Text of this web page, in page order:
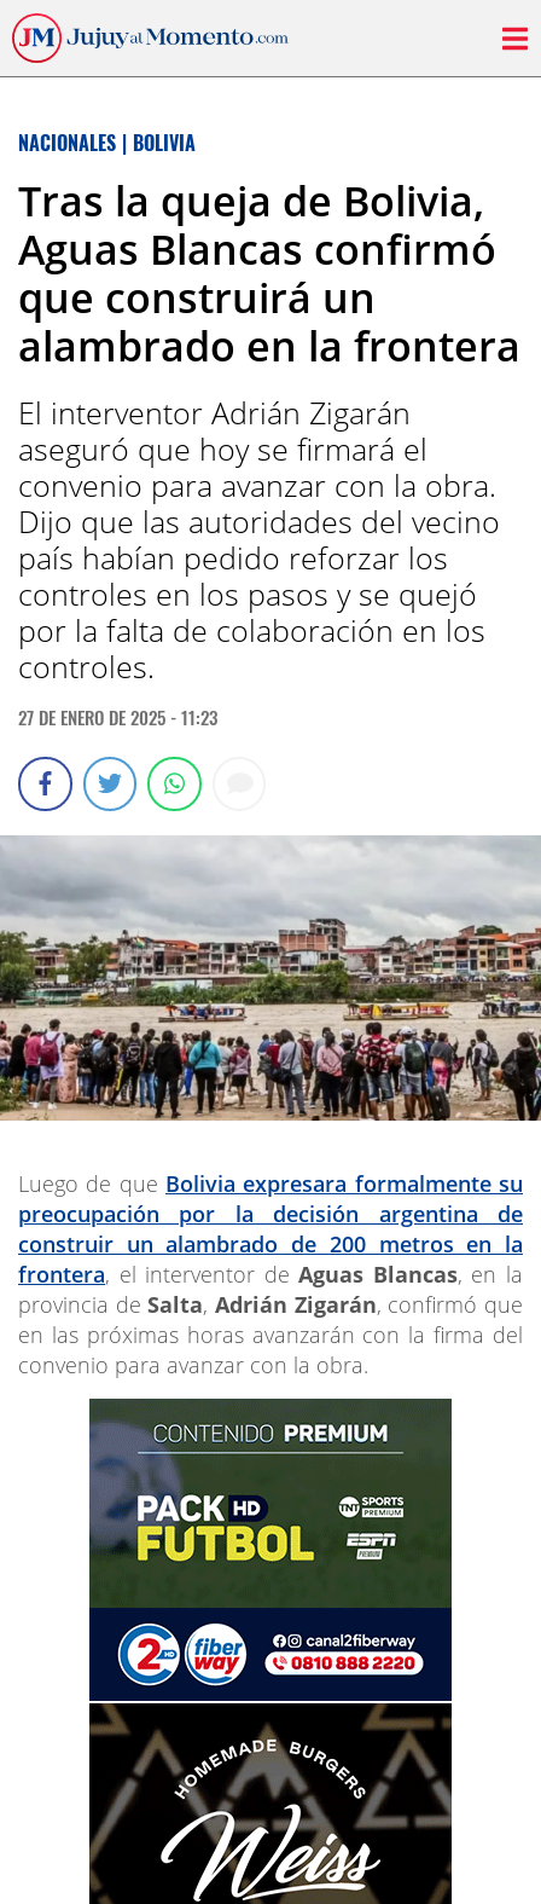
NACIONALES | BOLIVIA
Tras la queja de Bolivia,
Aguas Blancas confirmó
que construirá un
alambrado en la frontera
El interventor Adrián Zigarán
aseguró que hoy se firmará el
convenio para avanzar con la obra.
Dijo que las autoridades del vecino
país habían pedido reforzar los
controles en los pasos y se quejó
por la falta de colaboración en los
controles.
27 DE ENERO DE 2025 - 11:23
Luego de que Bolivia expresara formalmente su
preocupación por la decisión argentina de
construir un alambrado de 200 metros en la
frontera, el interventor deAguas Blancas, en la
provincia deSalta,Adrián Zigarán, confirmó que
en las próximas horas avanzarán con la firma del
convenio para avanzar con la obra.